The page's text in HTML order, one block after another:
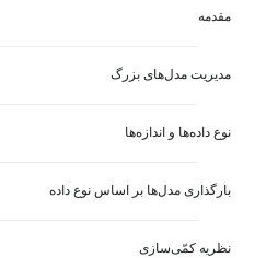
مقدمه
مدیریت مدل‌های بزرگ
نوع داده‌ها و اندازه‌ها
بارگذاری مدل‌ها بر اساس نوع داده
نظریه کمّی‌سازی